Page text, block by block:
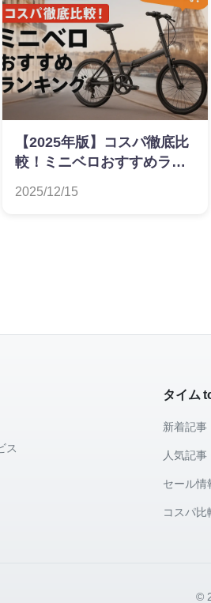
【2025年版】コスパ徹底比
較！ミニベロおすすめラン
2025/12/15
ス
タイム
新着記事
人気記事
セール情
コスパ比
©